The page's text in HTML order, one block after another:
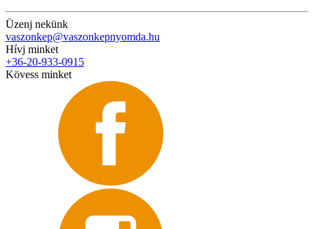
Üzenj nekünk
vaszonkep@vaszonkepnyomda.hu
Hívj minket
+36-20-933-0915
Kövess minket